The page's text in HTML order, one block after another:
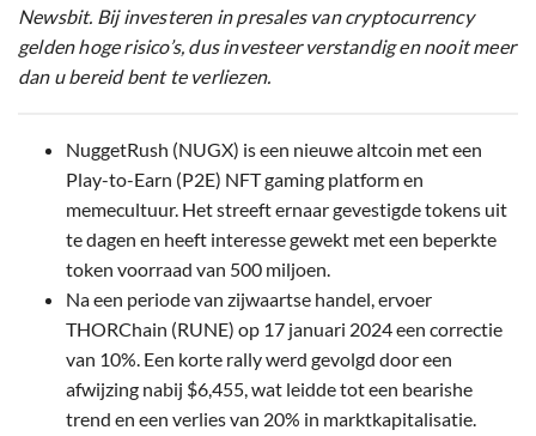
Newsbit. Bij investeren in presales van cryptocurrency
gelden hoge risico’s, dus investeer verstandig en nooit meer
dan u bereid bent te verliezen.
NuggetRush (NUGX) is een nieuwe altcoin met een
Play-to-Earn (P2E) NFT gaming platform en
memecultuur. Het streeft ernaar gevestigde tokens uit
te dagen en heeft interesse gewekt met een beperkte
token voorraad van 500 miljoen.
Na een periode van zijwaartse handel, ervoer
THORChain (RUNE) op 17 januari 2024 een correctie
van 10%. Een korte rally werd gevolgd door een
afwijzing nabij $6,455, wat leidde tot een bearishe
trend en een verlies van 20% in marktkapitalisatie.